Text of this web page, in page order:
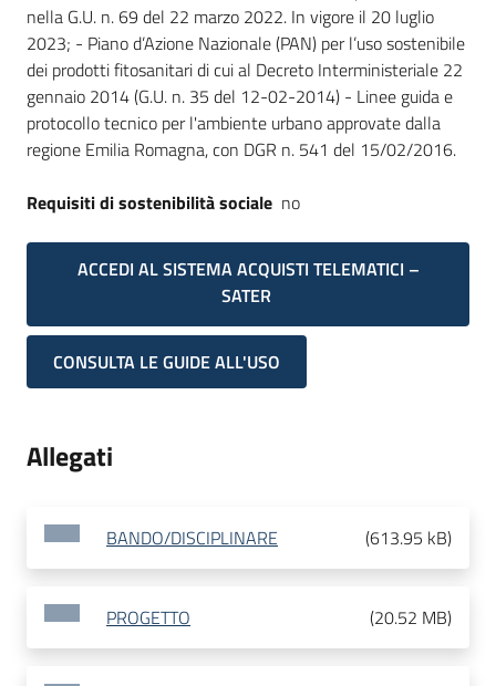
nella G.U. n. 69 del 22 marzo 2022. In vigore il 20 luglio
2023; - Piano d’Azione Nazionale (PAN) per l’uso sostenibile
dei prodotti fitosanitari di cui al Decreto Interministeriale 22
gennaio 2014 (G.U. n. 35 del 12-02-2014) - Linee guida e
protocollo tecnico per l'ambiente urbano approvate dalla
regione Emilia Romagna, con DGR n. 541 del 15/02/2016.
Requisiti di sostenibilità sociale no
ACCEDI AL SISTEMA ACQUISTI TELEMATICI –
SATER
CONSULTA LE GUIDE ALL'USO
Allegati
BANDO/DISCIPLINARE (613.95 kB)
PROGETTO (20.52 MB)